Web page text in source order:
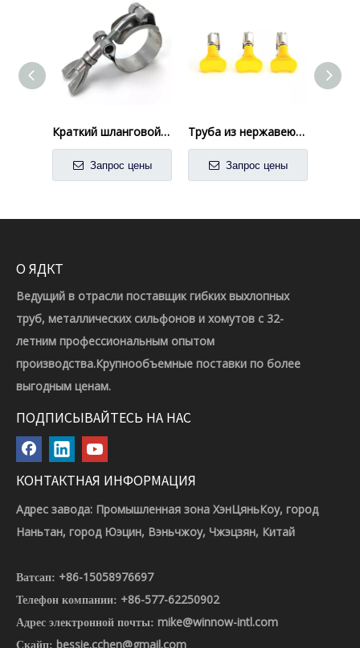
Краткий шланговой шланг из нержавеющей стали из нержавеющей стали
Запрос цены
Труба из нержавеющей стали в американском стиле с пластиковой ручкой
Запрос цены
О ЯДКТ
Ведущий в отрасли поставщик гибких выхлопных
труб, металлических сильфонов и хомутов с 32-
летним профессиональным опытом
производства.Крупнообъемные поставки по более
выгодным ценам.
ПОДПИСЫВАЙТЕСЬ НА НАС
КОНТАКТНАЯ ИНФОРМАЦИЯ
Адрес завода: Промышленная зона ХэнЦяньКоу, город
Наньтан, город Юэцин, Вэньчжоу, Чжэцзян, Китай
Ватсап: +86-15058976697
Телефон компании: +86-577-62250902
Адрес электронной почты: mike@winnow-intl.com
Скайп: bessie.cchen@gmail.com